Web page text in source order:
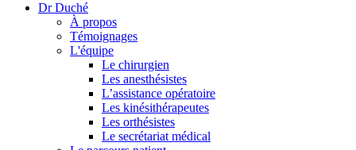
Dr Duché
À propos
Témoignages
L'équipe
Le chirurgien
Les anesthésistes
L’assistance opératoire
Les kinésithérapeutes
Les orthésistes
Le secrétariat médical